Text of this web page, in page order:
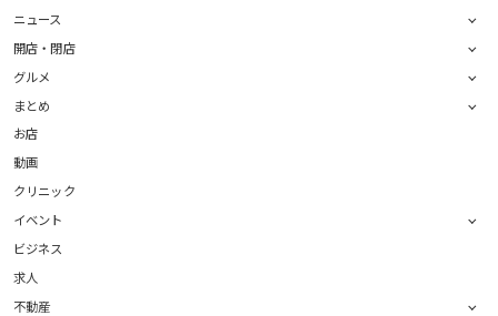
ニュース
開店・閉店
グルメ
まとめ
お店
動画
クリニック
イベント
ビジネス
求人
不動産